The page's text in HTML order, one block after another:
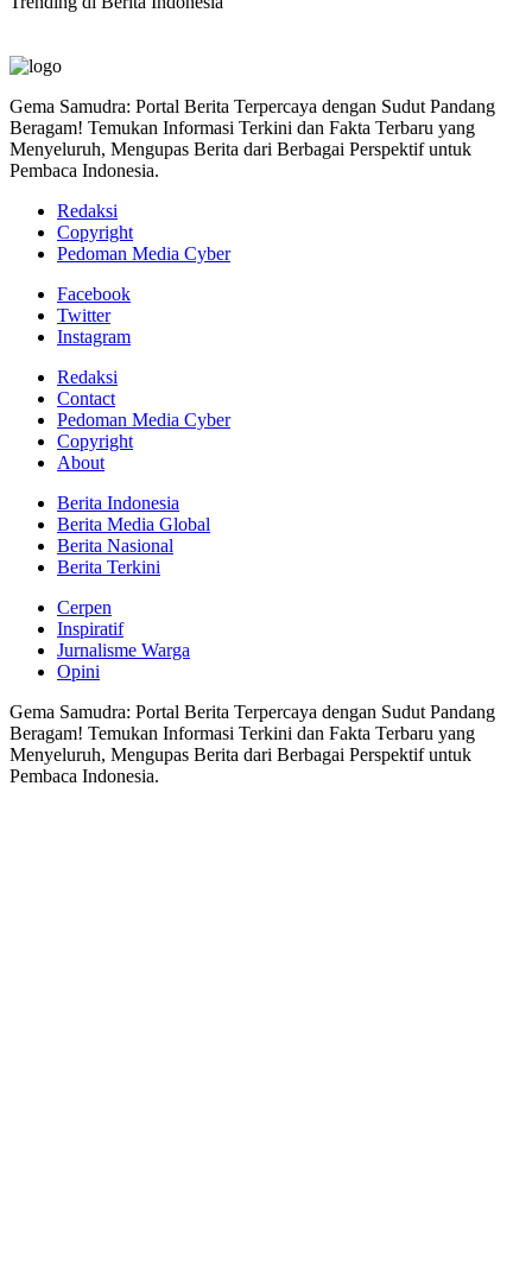
Gema Samudra: Portal Berita Terpercaya dengan Sudut Pandang
Beragam! Temukan Informasi Terkini dan Fakta Terbaru yang
Menyeluruh, Mengupas Berita dari Berbagai Perspektif untuk
Pembaca Indonesia.
Redaksi
Copyright
Pedoman Media Cyber
Facebook
Twitter
Instagram
Redaksi
Contact
Pedoman Media Cyber
Copyright
About
Berita Indonesia
Berita Media Global
Berita Nasional
Berita Terkini
Cerpen
Inspiratif
Jurnalisme Warga
Opini
Gema Samudra: Portal Berita Terpercaya dengan Sudut Pandang
Beragam! Temukan Informasi Terkini dan Fakta Terbaru yang
Menyeluruh, Mengupas Berita dari Berbagai Perspektif untuk
Pembaca Indonesia.